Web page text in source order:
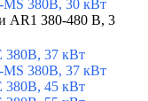
380В, 30 кВт
AR1 380-480 В, 3
380В, 37 кВт
380В, 37 кВт
380В, 45 кВт